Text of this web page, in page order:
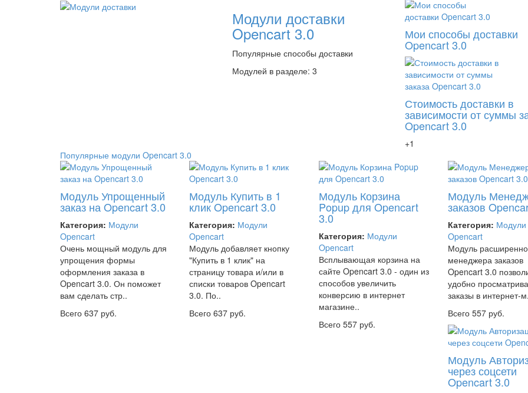
Модули доставки
Opencart 3.0
Популярные способы доставки
Модулей в разделе: 3
Мои способы доставки
Opencart 3.0
Стоимость доставки в
зависимости от суммы
Opencart 3.0
+1
Популярные модули Opencart 3.0
Модуль Упрощенный
заказ на Opencart 3.0
Категория: Модули
Opencart
Очень мощный модуль для
упрощения формы
оформления заказа в
Opencart 3.0. Он поможет
вам сделать стр..
Всего 637 руб.
Модуль Купить в 1
клик Opencart 3.0
Категория: Модули
Opencart
Модуль добавляет кнопку
"Купить в 1 клик" на
страницу товара и/или в
списки товаров Opencart
3.0. По..
Всего 637 руб.
Модуль Корзина
Popup для Opencart
3.0
Категория: Модули
Opencart
Всплывающая корзина на
сайте Opencart 3.0 - один из
способов увеличить
конверсию в интернет
магазине..
Всего 557 руб.
Модуль
заказов
Категория: Модули
Opencart
Модуль
менеджера заказов
Opencart 3.0
удобно
заказы в интернет-
Всего 557 руб.
Модуль
через соцсети
Opencart 3.0